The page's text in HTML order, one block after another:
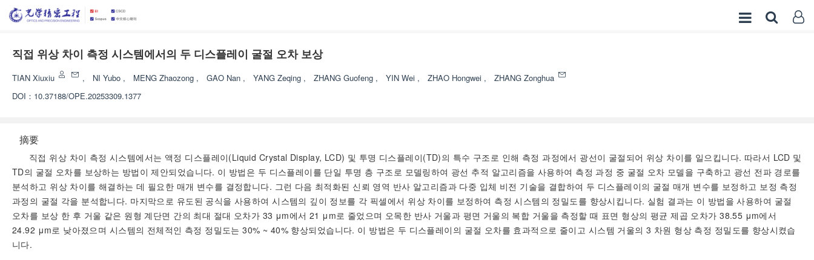
직접 위상 차이 측정 시스템에서의 두 디스플레이 굴절 오차 보상
TIAN Xiuxiu , NI Yubo , MENG Zhaozong , GAO Nan , YANG Zeqing , ZHANG Guofeng , YIN Wei , ZHAO Hongwei ,
ZHANG Zonghua
DOI： 10.37188/OPE.20253309.1377
摘要
직접 위상 차이 측정 시스템에서는 액정 디스플레이(Liquid Crystal Display, LCD) 및 투명 디스플레이(TD)의 특수 구조로 인해 측정 과정에서 광선이 굴절되어 위상 차이를 일으킵니다. 따라서 LCD 및
TD의 굴절 오차를 보상하는 방법이 제안되었습니다. 이 방법은 두 디스플레이를 단일 투명 층 구조로 모델링하여 광선 추적 알고리즘을 사용하여 측정 과정 중 굴절 오차 모델을 구축하고 광선 전파 경로를
분석하고 위상 차이를 해결하는 데 필요한 매개 변수를 결정합니다. 그런 다음 최적화된 신뢰 영역 반사 알고리즘과 다중 입체 비전 기술을 결합하여 두 디스플레이의 굴절 매개 변수를 보정하고 보정 측정
과정의 굴절 각을 분석합니다. 마지막으로 유도된 공식을 사용하여 시스템의 깊이 정보를 각 픽셀에서 위상 차이를 보정하여 측정 시스템의 정밀도를 향상시킵니다. 실험 결과는 이 방법을 사용하여 굴절
오차를 보상 한 후 거울 같은 원형 계단면 간의 최대 절대 오차가 33 μm에서 21 μm로 줄었으며 오목한 반사 거울과 평면 거울의 복합 거울을 측정할 때 표면 형상의 평균 제곱 오차가 38.55 μm에서
24.92 μm로 낮아졌으며 시스템의 전체적인 측정 정밀도는 30% ~ 40% 향상되었습니다. 이 방법은 두 디스플레이의 굴절 오차를 효과적으로 줄이고 시스템 거울의 3 차원 형상 측정 정밀도를 향상시켰습
니다.